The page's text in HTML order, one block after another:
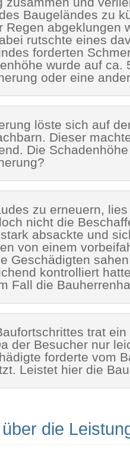
Baugeländes zu
Regen abgeklungen
rutschte eines
forderten
wurde auf
oder eine
löste sich auf
Dieser
Die
zu erneuern,
nicht die
absackte und
von einem
Geschädigten
kontrolliert
Fall die
trat
der Besucher nur
forderte vom
Leistet hier die
die